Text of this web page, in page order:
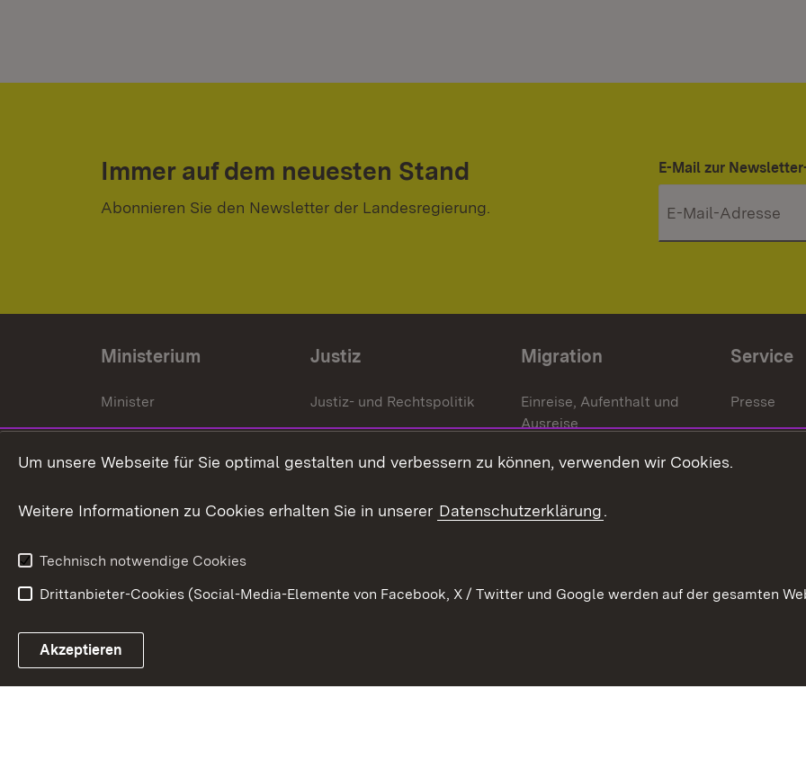
Immer auf dem neuesten Stand
Abonnieren Sie den Newsletter der Landesregierung.
E-Mail zur
Ministerium
Minister
Staatssekrektär
Ministerialdirektorin
Organigramm
Justiz
Justiz- und Rechtspolitik
Gerichte und
Staatsanwaltschaften
Migration
Einreise, Aufenthalt und
Ausreise
Asylbewerber und
Erlasse und
Service
Presse
Link zum Landesportal
Um unsere Webseite für Sie optimal gestalten und verbessern zu können, verwenden wir Cookies.
Weitere Informationen zu Cookies erhalten Sie in unserer Datenschutzerklärung.
Technisch notwendige Cookies
Drittanbieter-Cookies (Social-Media-Elemente von Facebook, X / Twitter und Google werden auf der gesamten
Akzeptieren